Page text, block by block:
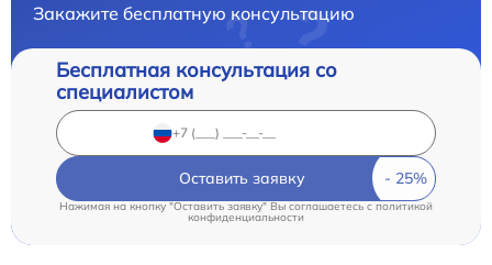
Закажите бесплатную консультацию
Бесплатная консультация со
специалистом
Оставить заявку
Нажимая на кнопку "Оставить заявку" Вы соглашаетесь cполитикой
конфиденциальности